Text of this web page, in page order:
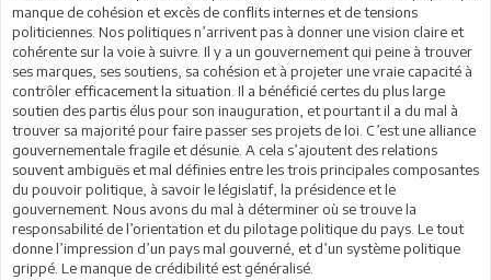
manque de cohésion et excès de conflits internes et de tensions
politiciennes. Nos politiques n’arrivent pas à donner une vision claire et
cohérente sur la voie à suivre. Il y a un gouvernement qui peine à trouver
ses marques, ses soutiens, sa cohésion et à projeter une vraie capacité à
contrôler efficacement la situation. Il a bénéficié certes du plus large
soutien des partis élus pour son inauguration, et pourtant il a du mal à
trouver sa majorité pour faire passer ses projets de loi. C’est une alliance
gouvernementale fragile et désunie. A cela s’ajoutent des relations
souvent ambiguës et mal définies entre les trois principales composantes
du pouvoir politique, à savoir le législatif, la présidence et le
gouvernement. Nous avons du mal à déterminer où se trouve la
responsabilité de l’orientation et du pilotage politique du pays. Le tout
donne l’impression d’un pays mal gouverné, et d’un système politique
grippé. Le manque de crédibilité est généralisé.